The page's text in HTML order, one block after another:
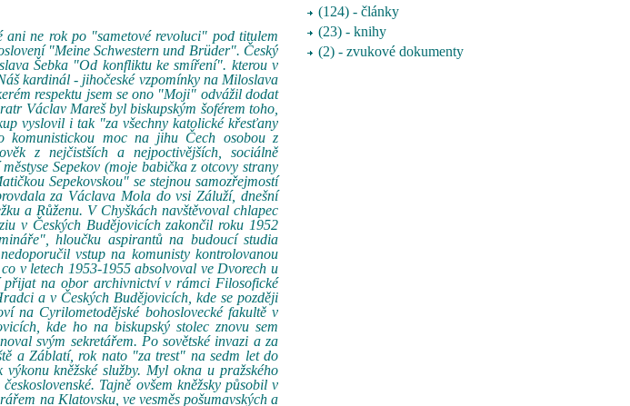
ani ne rok po "sametové revoluci" pod titulem
"Meine Schwestern und Brüder". Český
Šebka "Od konfliktu ke smíření". kterou v
kardinál - jihočeské vzpomínky na Miloslava
respektu jsem se ono "Moji" odvážil dodat
Václav Mareš byl biskupským šoférem toho,
vyslovil i tak "za všechny katolické křesťany
komunistickou moc na jihu Čech osobou z
z nejčistších a nejpoctivějších, sociálně
Sepekov (moje babička z otcovy strany
Sepekovskou" se stejnou samozřejmostí
za Václava Mola do vsi Záluží, dnešní
a Růženu. V Chyškách navštěvoval chlapec
v Českých Budějovicích zakončil roku 1952
hloučku aspirantů na budoucí studia
vstup na komunisty kontrolovanou
v letech 1953-1955 absolvoval ve Dvorech u
přijat na obor archivnictví v rámci Filosofické
a v Českých Budějovicích, kde se později
na Cyrilometodějské bohoslovecké fakultě v
kde ho na biskupský stolec znovu sem
svým sekretářem. Po sovětské invazi a za
a Záblatí, rok nato "za trest" na sedm let do
kněžské služby. Myl okna u pražského
Tajně ovšem kněžsky působil v
na Klatovsku, ve vesměs pošumavských a
(124) - články
(23) - knihy
(2) - zvukové dokumenty